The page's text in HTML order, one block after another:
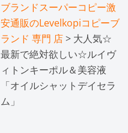
ブランドスーパーコピー激
安通販のLevelkopiコピーブ
ランド 専門 店> 大人気☆
最新で絶対欲しい☆ルイヴ
ィトンキーポル＆美容液
「オイルシャットデイセラ
ム」